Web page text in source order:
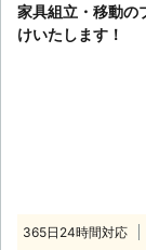
群馬県 佐波郡玉村町
家具組立・移動の
けいたします！
365日24時間対応